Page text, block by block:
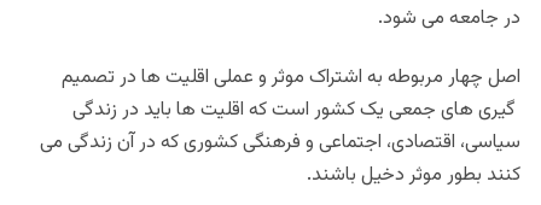
در جامعه می شود.
اصل چهار مربوطه به اشتراک موثر و عملی اقلیت ها در تصمیم
گیری های جمعی یک کشور است که اقلیت ها باید در زندگی
سیاسی، اقتصادی، اجتماعی و فرهنگی کشوری که در آن زندگی می
کنند بطور موثر دخیل باشند.